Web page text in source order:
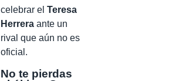
celebrar el Teresa
Herrera ante un
rival que aún no es
oficial.
No te pierdas